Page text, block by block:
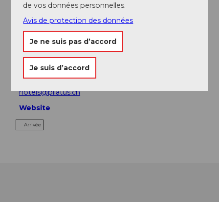
Schlossweg 1
6010
Kriens
+41 41 329 12 12
hotels@pilatus.ch
Website
Arrivée
de vos données personnelles.
Avis de protection des données
Je ne suis pas d’accord
Je suis d’accord